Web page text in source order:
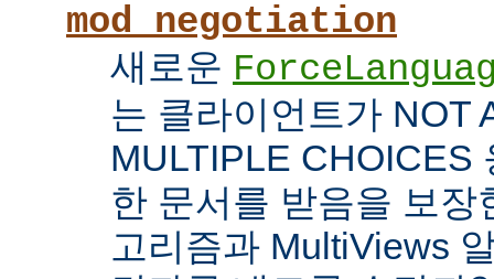
mod_negotiation
새로운
는 클라이언트가 NOT
MULTIPLE CHOICES
한 문서를 받음을 보장
고리즘과 MultiViews